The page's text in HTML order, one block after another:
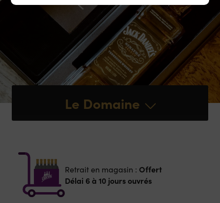
Le Domaine
Retrait en magasin : Offert
Délai 6 à 10 jours ouvrés